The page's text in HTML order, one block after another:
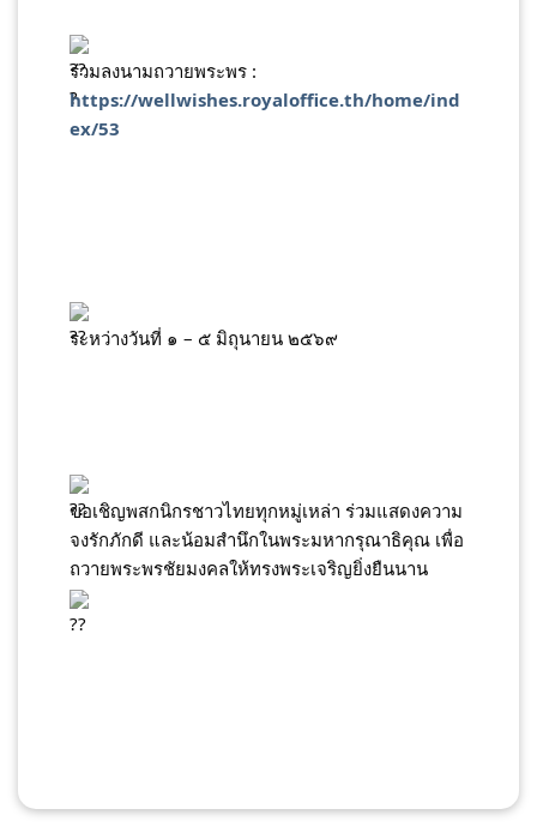
https://wellwishes.royaloffice.th/home/ind
ex/53
ระหว่างวันที่ ๑ – ๕ มิถุนายน ๒๕๖๙
ขอเชิญพสกนิกรชาวไทยทุกหมู่เหล่า ร่วมแสดงความ
จงรักภักดี และน้อมสำนึกในพระมหากรุณาธิคุณ เพื่อ
ถวายพระพรชัยมงคลให้ทรงพระเจริญยิ่งยืนนาน